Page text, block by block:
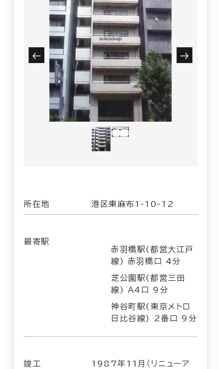
所在地 港区東麻布1-10-12
最寄駅
赤羽橋駅(都営大江戸
線) 赤羽橋口 4分
芝公園駅(都営三田
線) A4口 9分
神谷町駅(東京メトロ
日比谷線) 2番口 9分
竣工
1987年11月（リニューア